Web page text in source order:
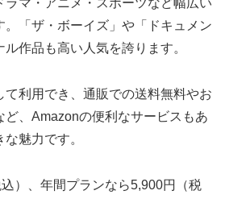
ラマ・アニメ・スポーツなど幅広い
。「ザ・ボーイズ」や「ドキュメン
作品も高い人気を誇ります。
て利用でき、通販での送料無料やお
ど、Amazonの便利なサービスもあ
魅力です。
）、年間プランなら5,900円（税